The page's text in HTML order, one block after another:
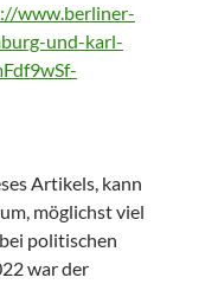
www.berliner-
und-karl-
Artikels, kann
möglichst viel
politischen
war der